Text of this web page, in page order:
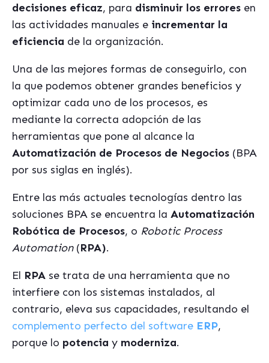
decisiones eficaz, para disminuir los errores en
las actividades manuales e incrementar la
eficiencia de la organización.
Una de las mejores formas de conseguirlo, con
la que podemos obtener grandes beneficios y
optimizar cada uno de los procesos, es
mediante la correcta adopción de las
herramientas que pone al alcance la
Automatización de Procesos de Negocios (BPA
por sus siglas en inglés).
Entre las más actuales tecnologías dentro las
soluciones BPA se encuentra la Automatización
Robótica de Procesos, o Robotic Process
Automation(RPA).
El RPA se trata de una herramienta que no
interfiere con los sistemas instalados, al
contrario, eleva sus capacidades, resultando el
complemento perfecto del software ERP,
porque lo potencia y moderniza.